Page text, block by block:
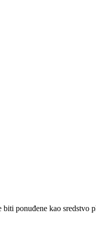
ponuđene kao sredstvo